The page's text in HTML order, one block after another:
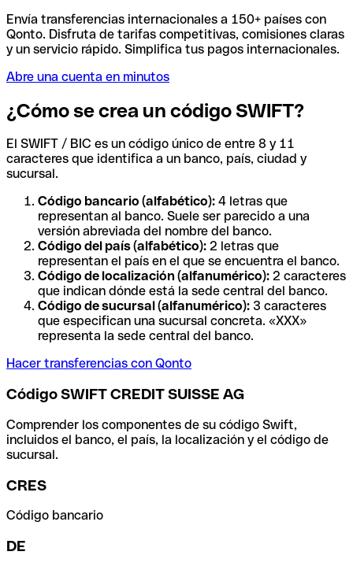
Envía transferencias internacionales a 150+ países con
Qonto. Disfruta de tarifas competitivas, comisiones claras
y un servicio rápido. Simplifica tus pagos internacionales.
Abre una cuenta en minutos
¿Cómo se crea un código SWIFT?
El SWIFT / BIC es un código único de entre 8 y 11
caracteres que identifica a un banco, país, ciudad y
sucursal.
Código bancario (alfabético): 4 letras que
representan al banco. Suele ser parecido a una
versión abreviada del nombre del banco.
Código del país (alfabético): 2 letras que
representan el país en el que se encuentra el banco.
Código de localización (alfanumérico): 2 caracteres
que indican dónde está la sede central del banco.
Código de sucursal (alfanumérico): 3 caracteres
que especifican una sucursal concreta. «XXX»
representa la sede central del banco.
Hacer transferencias con Qonto
Código SWIFT CREDIT SUISSE AG
Comprender los componentes de su código Swift,
incluidos el banco, el país, la localización y el código de
sucursal.
CRES
Código bancario
DE